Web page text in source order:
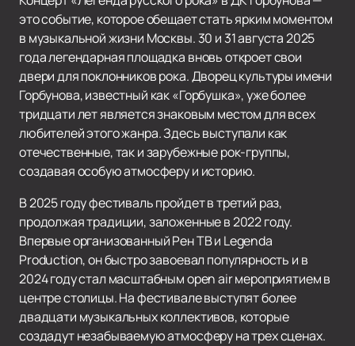
это событие, которое обещает стать ярким моментом
в музыкальной жизни Москвы. 30 и 31 августа 2025
года легендарная площадка вновь откроет свои
двери для поклонников рока. Дворец культуры имени
Горбунова, известный как «Горбушка», уже более
тридцати лет является знаковым местом для всех
любителей этого жанра. Здесь выступали как
отечественные, так и зарубежные рок-группы,
создавая особую атмосферу и историю.
В 2025 году фестиваль пройдет в третий раз,
продолжая традиции, заложенные в 2022 году.
Впервые организованный Рен ТВ и Legenda
Production, он быстро завоевал популярность и в
2024 году стал масштабным open air мероприятием в
центре столицы. На фестивале выступят более
двадцати музыкальных коллективов, которые
создадут незабываемую атмосферу на трех сценах.